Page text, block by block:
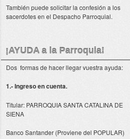
También puede solicitar la confesión a los
sacerdotes en el Despacho Parroquial.
¡AYUDA a la Parroquia!
Dos formas de hacer llegar vuestra ayuda:
1.- Ingreso en cuenta.
Titular: PARROQUIA SANTA CATALINA DE
SIENA
Banco Santander (Proviene del POPULAR)